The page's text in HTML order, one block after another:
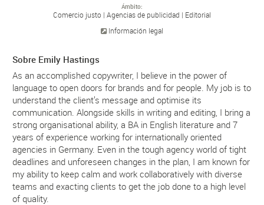
Ámbito
Comercio justo Agencias de publicidad
Editorial
Información legal
Sobre Emily Hastings
As an accomplished copywriter, I believe in the power of
language to open doors for brands and for people. My job is to
understand the client’s message and optimise its
communication. Alongside skills in writing and editing, I bring a
strong organisational ability, a BA in English literature and 7
years of experience working for internationally oriented
agencies in Germany. Even in the tough agency world of tight
deadlines and unforeseen changes in the plan, I am known for
my ability to keep calm and work collaboratively with diverse
teams and exacting clients to get the job done to a high level
of quality.